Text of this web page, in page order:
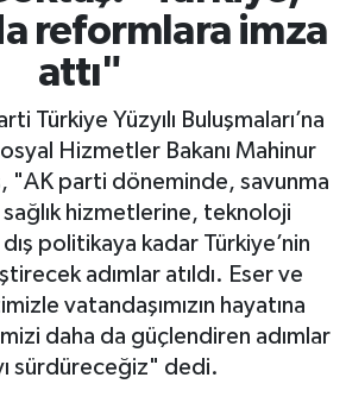
reformlara imza
attı"
Türkiye Yüzyılı Buluşmaları’na
Hizmetler Bakanı Mahinur
"AK parti döneminde, savunma
hizmetlerine, teknoloji
dış politikaya kadar Türkiye’nin
adımlar atıldı. Eser ve
vatandaşımızın hayatına
daha da güçlendiren adımlar
sürdüreceğiz" dedi.
Durumu ve Fikstür